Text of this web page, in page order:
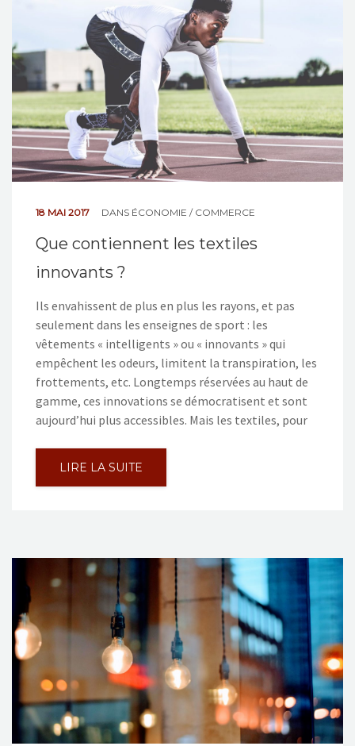
18 MAI 2017 DANS ÉCONOMIE / COMMERCE
Que contiennent les textiles
innovants ?
Ils envahissent de plus en plus les rayons, et pas
seulement dans les enseignes de sport : les
vêtements « intelligents » ou « innovants » qui
empêchent les odeurs, limitent la transpiration, les
frottements, etc. Longtemps réservées au haut de
gamme, ces innovations se démocratisent et sont
aujourd’hui plus accessibles. Mais les textiles, pour
LIRE LA SUITE